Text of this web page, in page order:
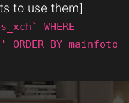
to use them]
WHERE
BY mainfoto